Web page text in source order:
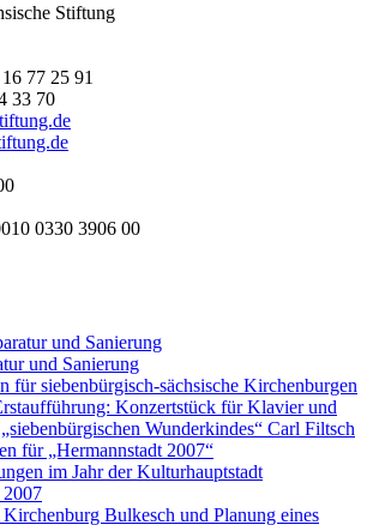
Stiftung
77 25 91
33 70
0330 3906 00
und Sanierung
und Sanierung
für siebenbürgisch-sächsische Kirchenburgen
Konzertstück für Klavier und
Wunderkindes“ Carl Filtsch
für „Hermannstadt 2007“
im Jahr der Kulturhauptstadt
2007
Kirchenburg Bulkesch und Planung eines